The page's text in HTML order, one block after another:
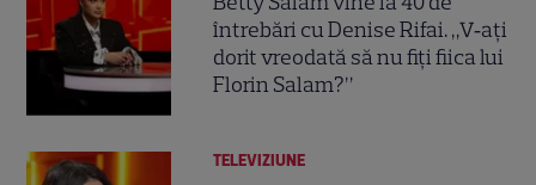
întrebări cu Denise Rifai. „V‑aţi
dorit vreodată să nu fiţi fiica lui
Florin Salam?”
TELEVIZIUNE